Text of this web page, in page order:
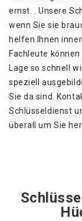
ernst. . Unsere
wenn Sie sie
helfen Ihnen
Fachleute
Lage so schnell
speziell
Sie da sind.
Schlüsseldienst
überall um Sie